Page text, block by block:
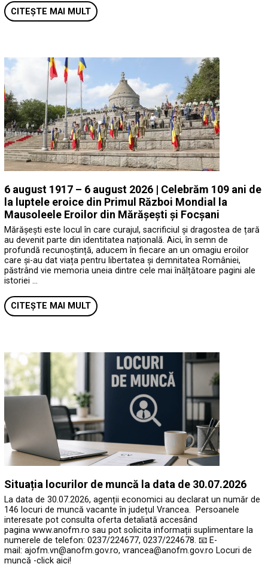
CITEȘTE MAI MULT
6 august 1917 – 6 august 2026 | Celebrăm 109 ani de
la luptele eroice din Primul Război Mondial la
Mausoleele Eroilor din Mărășești și Focșani
Mărășești este locul în care curajul, sacrificiul și dragostea de țară
au devenit parte din identitatea națională. Aici, în semn de
profundă recunoștință, aducem în fiecare an un omagiu eroilor
care și-au dat viața pentru libertatea și demnitatea României,
păstrând vie memoria uneia dintre cele mai înălțătoare pagini ale
istoriei …
CITEȘTE MAI MULT
Situația locurilor de muncă la data de 30.07.2026
La data de 30.07.2026, agenții economici au declarat un număr de
146 locuri de muncă vacante în județul Vrancea. Persoanele
interesate pot consulta oferta detaliată accesând
pagina www.anofm.ro sau pot solicita informații suplimentare la
numerele de telefon: 0237/224677, 0237/224678. 📧 E-
mail: ajofm.vn@anofm.gov.ro, vrancea@anofm.gov.ro Locuri de
muncă -click aici!